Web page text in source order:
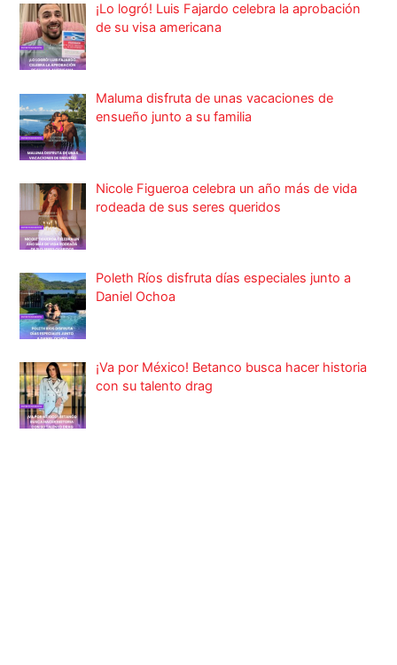
¡Lo logró! Luis Fajardo celebra la aprobación
de su visa americana
Maluma disfruta de unas vacaciones de
ensueño junto a su familia
Nicole Figueroa celebra un año más de vida
rodeada de sus seres queridos
Poleth Ríos disfruta días especiales junto a
Daniel Ochoa
¡Va por México! Betanco busca hacer historia
con su talento drag